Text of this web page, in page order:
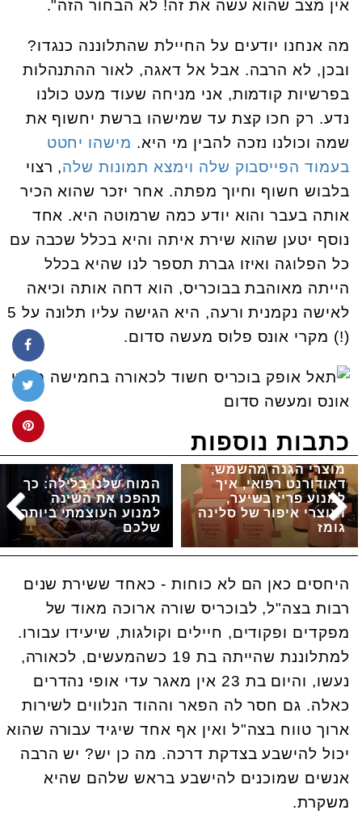
אין מצב שהוא עשה את זה! לא הבחור הזה".
מה אנחנו יודעים על החיילת שהתלוננה כנגדו?
ובכן, לא הרבה. אבל אל דאגה, לאור ההתנהלות
בפרשיות קודמות, אני מניחה שעוד מעט כולנו
נדע. רק חכו קצת עד שמישהו ברשת יחשוף את
שמה וכולנו נזכה להבין מי היא. מישהו יחטט
בעמוד הפייסבוק שלה וימצא תמונות שלה, רצוי
בלבוש חשוף וחיוך מפתה. אחר יזכר שהוא הכיר
אותה בעבר והוא יודע כמה שרמוטה היא. אחד
נוסף יטען שהוא שירת איתה והיא בכלל שכבה עם
כל הפלוגה ואיזו גברת תספר לנו שהיא בכלל
הייתה מאוהבת בבוכריס, הוא דחה אותה וכיאה
לאישה נקמנית ורעה, היא הגישה עליו תלונה על 5
(!) מקרי אונס פלוס מעשה סדום.
כתבות נוספות
המוח שלנו בלילה: כך
תהפכו את השינה
למנוע העוצמתי ביותר
שלכם
מוצרי הגנה מהשמש,
דאודורנט רפואי, איך
למנוע פריז בשיער,
ומוצרי איפור של סלינה
גומז
היחסים כאן הם לא כוחות - כאחד ששירת שנים
רבות בצה"ל, לבוכריס שורה ארוכה מאוד של
מפקדים ופקודים, חיילים וקולגות, שיעידו עבורו.
למתלוננת שהייתה בת 19 כשהמעשים, לכאורה,
נעשו, והיום בת 23 אין מאגר עדי אופי נהדרים
כאלה. גם חסר לה הפאר וההוד הנלווים לשירות
ארוך טווח בצה"ל ואין אף אחד שיגיד עבורה שהוא
יכול להישבע בצדקת דרכה. מה כן יש? יש הרבה
אנשים שמוכנים להישבע בראש שלהם שהיא
משקרת.